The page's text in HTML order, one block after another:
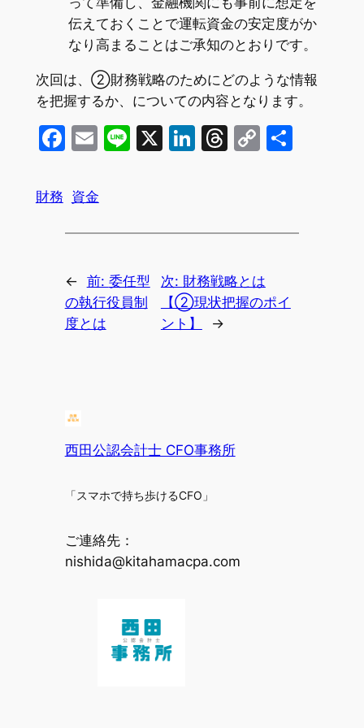
伝えておくことで運転資金の安定度がか
なり高まることはご承知のとおりです。
次回は、②財務戦略のためにどのような情報
を把握するか、についての内容となります。
Facebook
Email
Line
X LinkedIn
Threads
Copy
共
財務 資金
← 前: 委任型
の執行役員制
度とは
次: 財務戦略とは
【②現状把握のポイ
ント】
→
西田公認会計士 CFO事務所
「スマホで持ち歩けるCFO」
ご連絡先：
nishida@kitahamacpa.com